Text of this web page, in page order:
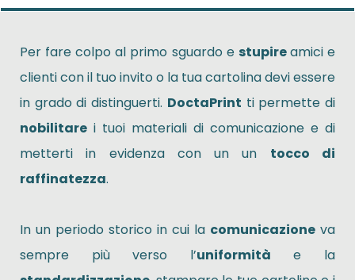
Per fare colpo al primo sguardo e stupireamici e
clienti con il tuo invito o la tua cartolina devi essere
in grado di distinguerti. DoctaPrint ti permette di
nobilitare i tuoi materiali di comunicazione e di
metterti in evidenza con un un tocco di
raffinatezza.
In un periodo storico in cui la comunicazione va
sempre più verso l’uniformità e la